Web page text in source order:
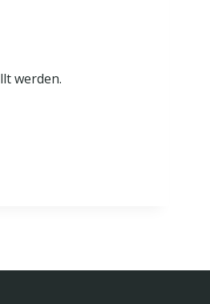
werden.